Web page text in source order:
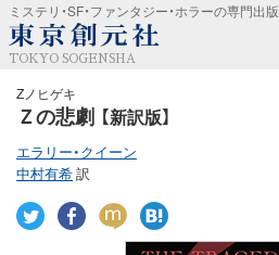
ミステリ・SF・ファンタジー・ホラーの専門出版
TOKYO SOGENSHA
Zノヒゲキ
Ｚの悲劇 【新訳版】
エラリー・クイーン
中村有希訳